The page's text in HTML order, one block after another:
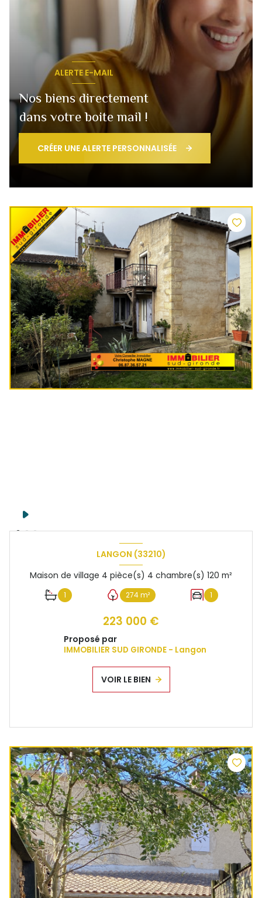
ALERTE E-MAIL
Nos biens directement
dans votre boite mail !
CRÉER UNE ALERTE PERSONNALISÉE
LANGON (33210)
Maison de village 4 pièce(s) 4 chambre(s) 120 m²
1 274 m² 1
223 000 €
Proposé par
IMMOBILIER SUD GIRONDE - Langon
VOIR LE BIEN